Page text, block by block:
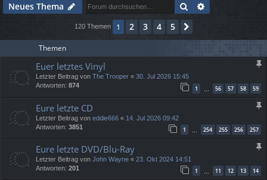
rif
Neues Thema Suche
120 Themen 1 2 3 4 5
Themen
Euer letztes Vinyl
Letzter Beitrag von The Trooper « 30. Jul 2026 15:45
Antworten: 874 1 56 57 58 59
Eure letzte CD
Letzter Beitrag von eddie666 « 14. Jul 2026 09:42
Antworten: 3851 1 254 255 256 257
Eure letzte DVD/Blu-Ray
Letzter Beitrag von John Wayne « 23. Okt 2024 14:51
Antworten: 201 1 11 12 13 14